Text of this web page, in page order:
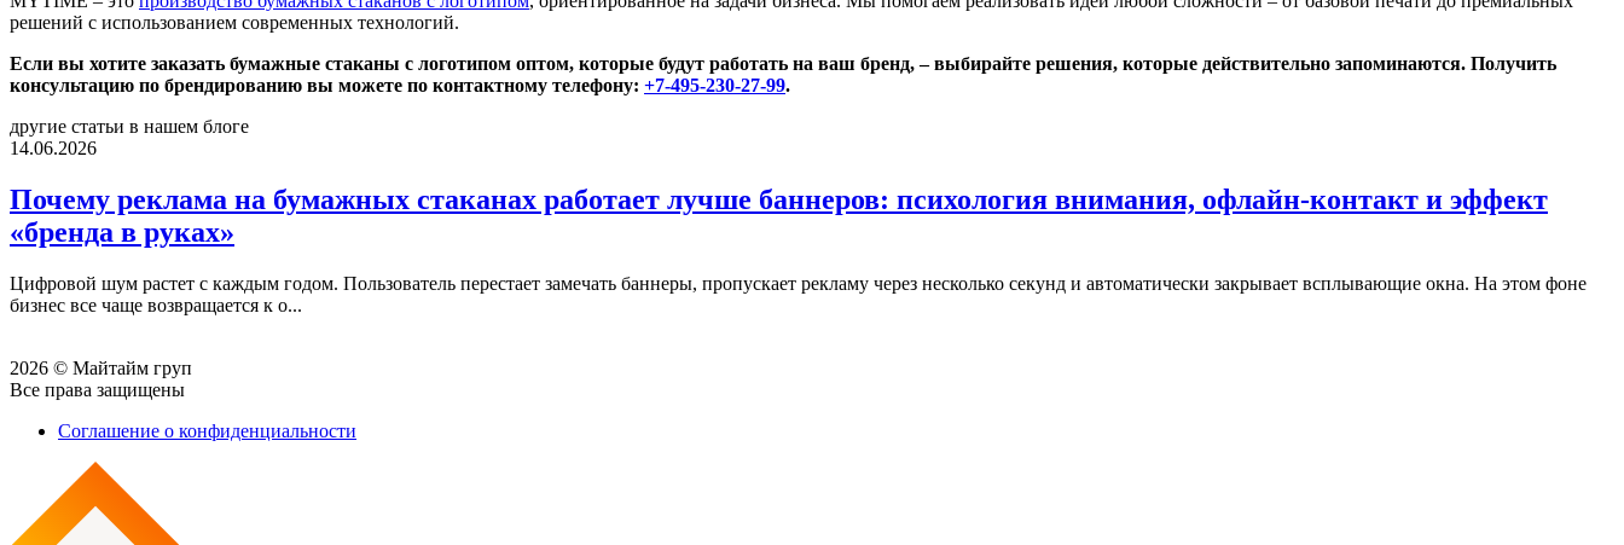
решений с использованием современных технологий.
Если вы хотите заказать бумажные стаканы с логотипом оптом, которые будут работать на ваш бренд, – выбирайте решения, которые действительно запоминаются. Получить
консультацию по брендированию вы можете по контактному телефону: +7-495-230-27-99.
другие статьи в нашем блоге
14.06.2026
Почему реклама на бумажных стаканах работает лучше баннеров: психология внимания, офлайн-контакт и эффект
«бренда в руках»
Цифровой шум растет с каждым годом. Пользователь перестает замечать баннеры, пропускает рекламу через несколько секунд и автоматически закрывает всплывающие окна. На этом фоне
бизнес все чаще возвращается к о...
2026 © Майтайм груп
Все права защищены
Соглашение о конфиденциальности